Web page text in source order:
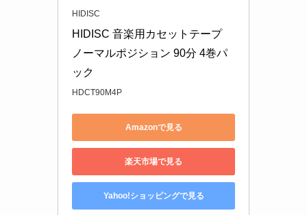
HIDISC
HIDISC 音楽用カセットテープ
ノーマルポジション 90分 4巻パ
ック
HDCT90M4P
Amazonで見る
楽天市場で見る
Yahoo!ショッピングで見る